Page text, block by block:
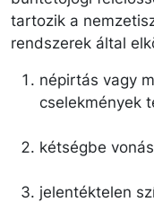
tartozik a
rendszerek által
népirtás vagy
cselekmények
kétségbe
jelentéktelen